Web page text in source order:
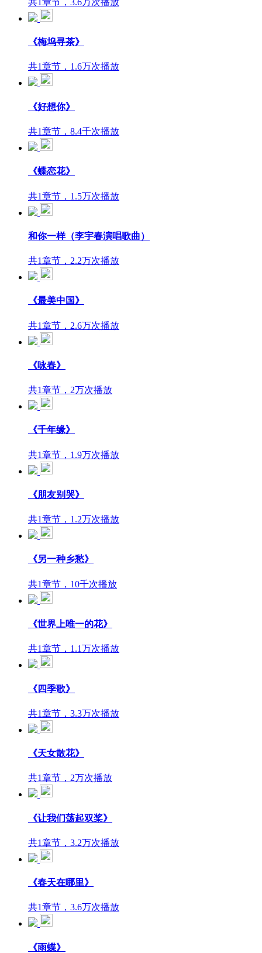
共1章节，3.6万次播放
《梅坞寻茶》
共1章节，1.6万次播放
《好想你》
共1章节，8.4千次播放
《蝶恋花》
共1章节，1.5万次播放
和你一样（李宇春演唱歌曲）
共1章节，2.2万次播放
《最美中国》
共1章节，2.6万次播放
《咏春》
共1章节，2万次播放
《千年缘》
共1章节，1.9万次播放
《朋友别哭》
共1章节，1.2万次播放
《另一种乡愁》
共1章节，10千次播放
《世界上唯一的花》
共1章节，1.1万次播放
《四季歌》
共1章节，3.3万次播放
《天女散花》
共1章节，2万次播放
《让我们荡起双桨》
共1章节，3.2万次播放
《春天在哪里》
共1章节，3.6万次播放
《雨蝶》